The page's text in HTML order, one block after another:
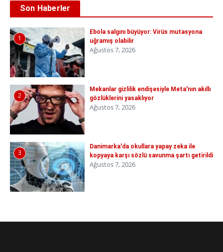
Son Haberler
1
Ebola salgını büyüyor: Virüs mutasyona
uğramış olabilir
Ağustos 7, 2026
2
Mekanlar gizlilik endişesiyle Meta'nın akıllı
gözlüklerini yasaklıyor
Ağustos 7, 2026
3
Danimarka'da okullara yapay zeka ile
kopyaya karşı sözlü savunma şartı getirildi
Ağustos 7, 2026